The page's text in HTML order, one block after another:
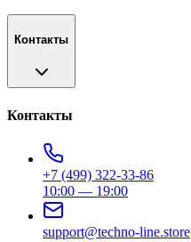
Контакты
Контакты
+7 (499) 322-33-86
10:00 — 19:00
support@techno-line.store